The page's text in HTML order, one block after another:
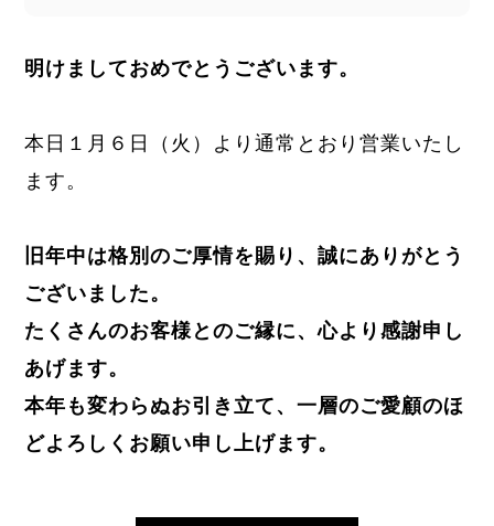
明けましておめでとうございます。
本日１月６日（火）より通常とおり営業いたし
ます。
旧年中は格別のご厚情を賜り、誠にありがとう
ございました。
たくさんのお客様とのご縁に、心より感謝申し
あげます。
本年も変わらぬお引き立て、一層のご愛顧のほ
どよろしくお願い申し上げます。